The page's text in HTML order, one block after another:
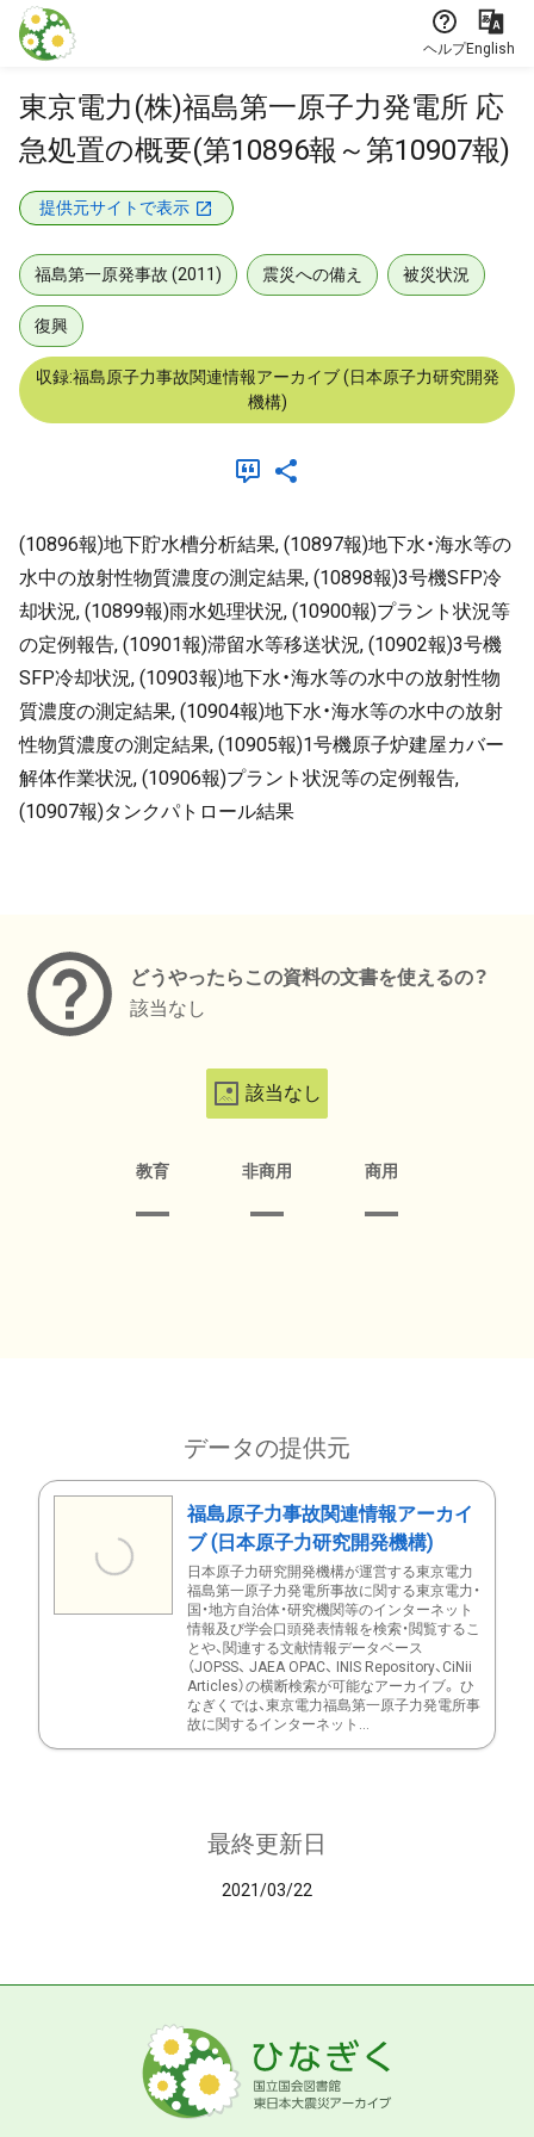
本文に飛ぶ
ヘルプEnglish
東京電力(株)福島第一原子力発電所 応
急処置の概要(第10896報～第10907報)
提供元サイトで表示
福島第一原発事故 (2011) 震災への備え 被災状況
復興
収録:福島原子力事故関連情報アーカイブ (日本原子力研究開発
機構)
(10896報)地下貯水槽分析結果, (10897報)地下水・海水等の
水中の放射性物質濃度の測定結果, (10898報)3号機SFP冷
却状況, (10899報)雨水処理状況, (10900報)プラント状況等
の定例報告, (10901報)滞留水等移送状況, (10902報)3号機
SFP冷却状況, (10903報)地下水・海水等の水中の放射性物
質濃度の測定結果, (10904報)地下水・海水等の水中の放射
性物質濃度の測定結果, (10905報)1号機原子炉建屋カバー
解体作業状況, (10906報)プラント状況等の定例報告,
(10907報)タンクパトロール結果
どうやったらこの資料の文書を使えるの？
該当なし
該当なし
教育 非商用 商用
データの提供元
福島原子力事故関連情報アーカイ
ブ (日本原子力研究開発機構)
日本原子力研究開発機構が運営する東京電力
福島第一原子力発電所事故に関する東京電力・
国・地方自治体・研究機関等のインターネット
情報及び学会口頭発表情報を検索・閲覧するこ
とや、関連する文献情報データベース
（JOPSS、 JAEA OPAC、 INIS Repository、CiNii
Articles）の横断検索が可能なアーカイブ。 ひ
なぎくでは、東京電力福島第一原子力発電所事
故に関するインターネット...
最終更新日
2021/03/22